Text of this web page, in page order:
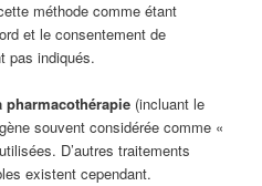
méthode comme étant
et le consentement de
pas indiqués.
pharmacothérapie (incluant le
souvent considérée comme «
D’autres traitements
existent cependant.